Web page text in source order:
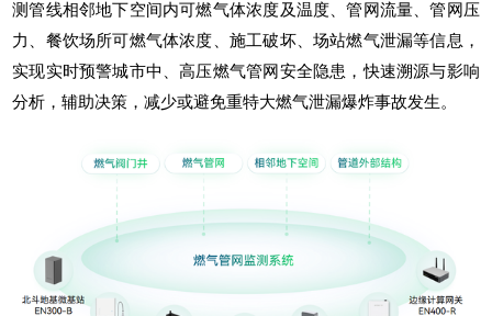
测管线相邻地下空间内可燃气体浓度及温度、管网流量、管网压
力、餐饮场所可燃气体浓度、施工破坏、场站燃气泄漏等信息，
实现实时预警城市中、高压燃气管网安全隐患，快速溯源与影响
分析，辅助决策，减少或避免重特大燃气泄漏爆炸事故发生。